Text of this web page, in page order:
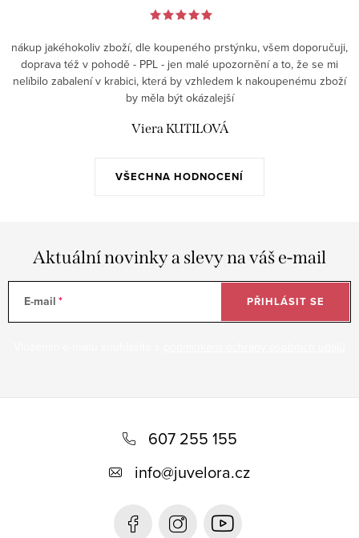
VŠECHNA HODNOCENÍ
nákup jakéhokoliv zboží, dle koupeného prstýnku, všem doporučuji,
doprava též v pohodě - PPL - jen malé upozornění a to, že se mi
nelíbilo zabalení v krabici, která by vzhledem k nakoupenému zboží
by měla být okázalejší
Viera KUTILOVÁ
Aktuální novinky a slevy na váš e-mail
E-mail PŘIHLÁSIT SE
607 255 155
info@juvelora.cz